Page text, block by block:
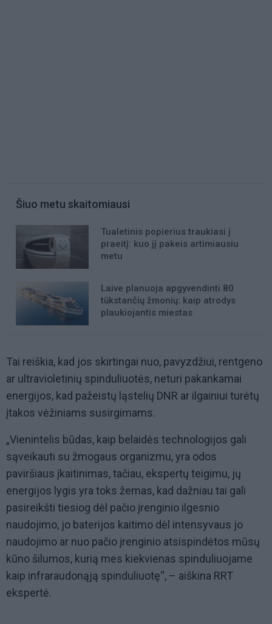
Šiuo metu skaitomiausi
Tualetinis popierius traukiasi į
praeitį: kuo jį pakeis artimiausiu
metu
Laive planuoja apgyvendinti 80
tūkstančių žmonių: kaip atrodys
plaukiojantis miestas
Tai reiškia, kad jos skirtingai nuo, pavyzdžiui, rentgeno
ar ultravioletinių spinduliuotės, neturi pakankamai
energijos, kad pažeistų ląstelių DNR ar ilgainiui turėtų
įtakos vėžiniams susirgimams.
„Vienintelis būdas, kaip belaidės technologijos gali
sąveikauti su žmogaus organizmu, yra odos
paviršiaus įkaitinimas, tačiau, ekspertų teigimu, jų
energijos lygis yra toks žemas, kad dažniau tai gali
pasireikšti tiesiog dėl pačio įrenginio ilgesnio
naudojimo, jo baterijos kaitimo dėl intensyvaus jo
naudojimo ar nuo pačio įrenginio atsispindėtos mūsų
kūno šilumos, kurią mes kiekvienas spinduliuojame
kaip infraraudonąją spinduliuotę“, – aiškina RRT
ekspertė.